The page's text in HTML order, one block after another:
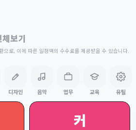
보기
으로, 이에 따른 일정액의 수수료를 제공받을 수 있습니다.
디자인 음악 업무 교육 유틸
커